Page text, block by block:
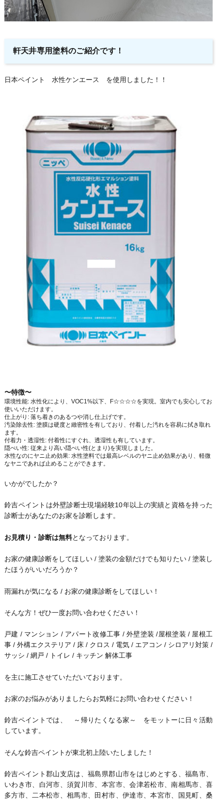
軒天井専用塗料のご紹介です！
日本ペイント 水性ケンエース を使用しました！！
〜特徴〜
環境性能: 水性化により、VOC1%以下、F☆☆☆☆を実現。室内でも安心してお
使いいただけます。
仕上がり: 落ち着きのあるつや消し仕上げです。
汚染除去性: 塗膜は硬度と緻密性を有しており、付着した汚れを容易に拭き取れ
ます。
付着力・透湿性: 付着性にすぐれ、透湿性も有しています。
隠ぺい性: 従来より高い隠ぺい性(とまり)を実現しました。
水性なのにヤニ止め効果: 水性塗料では最高レベルのヤニ止め効果があり、軽微
なヤニであれば止めることができます。
いかがでしたか？
鈴吉ペイントは外壁診断士現場経験10年以上の実績と資格を持った
診断士があなたのお家を診断します。
お見積り・診断は無料となっております。
お家の健康診断をしてほしい / 塗装の金額だけでも知りたい / 塗装し
たほうがいいだろうか？
雨漏れが気になる / お家の健康診断をしてほしい！
そんな方！ぜひ一度お問い合わせください！
戸建 / マンション / アパート改修工事 / 外壁塗装 /屋根塗装 / 屋根工
事 / 外構エクステリア / 床 / クロス / 電気 / エアコン / シロアリ対策 /
サッシ / 網戸 / トイレ / キッチン 解体工事
を主に施工させていただいております。
お家のお悩みがありましたらお気軽にお問い合わせください！
鈴吉ペイントでは、 ～帰りたくなる家～ をモットーに日々活動
しています。
そんな鈴吉ペイントが東北初上陸いたしました！
鈴吉ペイント郡山支店は、福島県郡山市をはじめとする、福島市、
いわき市、白河市、須賀川市、本宮市、会津若松市、南相馬市、喜
多方市、二本松市、相馬市、田村市、伊達市、本宮市、国見町、桑